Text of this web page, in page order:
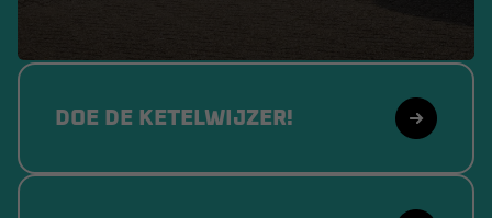
DOE DE KETELWIJZER!